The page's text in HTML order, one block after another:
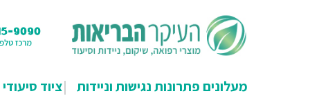
מעלונים פתרונות נגישות וניידות ציוד